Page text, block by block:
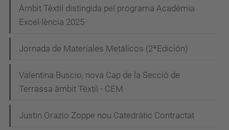
Àmbit Tèxtil distingida pel programa Acadèmia
Excel·lència 2025
Jornada de Materiales Metálicos (2ªEdición)
Valentina Buscio, nova Cap de la Secció de
Terrassa àmbit Tèxtil - CEM
Justin Orazio Zoppe nou Catedràtic Contractat